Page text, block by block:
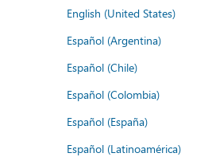
English (United States)
Español (Argentina)
Español (Chile)
Español (Colombia)
Español (España)
Español (Latinoamérica)